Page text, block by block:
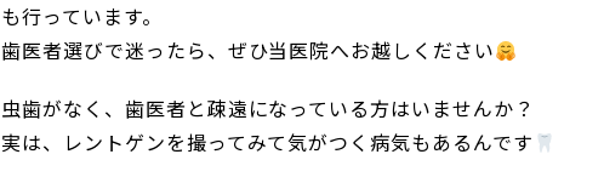
も行っています。
歯医者選びで迷ったら、ぜひ当医院へお越しください
虫歯がなく、歯医者と疎遠になっている方はいませんか？
実は、レントゲンを撮ってみて気がつく病気もあるんです